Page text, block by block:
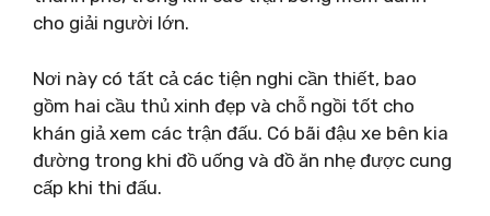
cho giải người lớn.
Nơi này có tất cả các tiện nghi cần thiết, bao
gồm hai cầu thủ xinh đẹp và chỗ ngồi tốt cho
khán giả xem các trận đấu. Có bãi đậu xe bên kia
đường trong khi đồ uống và đồ ăn nhẹ được cung
cấp khi thi đấu.